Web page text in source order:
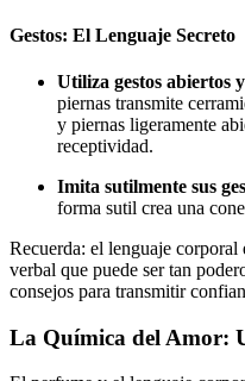
Gestos: El Lenguaje Secreto
Utiliza gestos abiertos
piernas transmite
y piernas ligeramente
receptividad.
Imita sutilmente sus
forma sutil crea una
Recuerda: el lenguaje
verbal que puede ser tan
consejos para transmitir
La Química del Amor: